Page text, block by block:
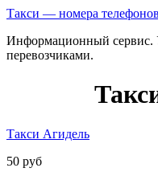
Такси — номера
Информационный сервис.
перевозчиками.
Такси Агидель
50 руб